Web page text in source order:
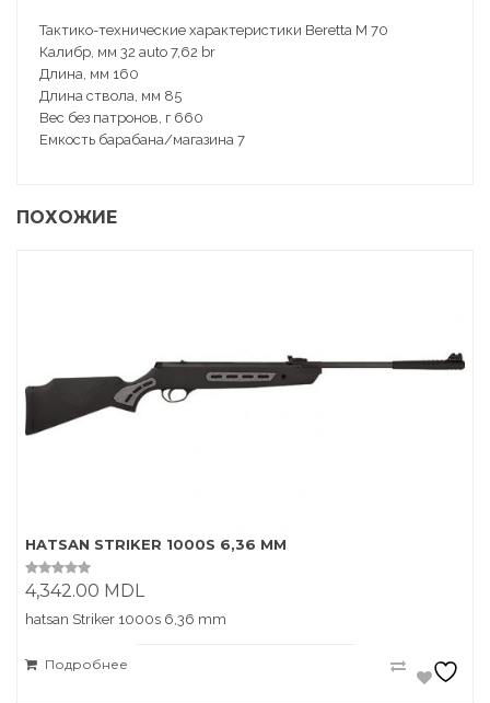
с
а
н
и
ы
(0
Тактико-технические характеристики Beretta M 70
Калибр, мм 32 auto 7,62 br
Длина, мм 160
Длина ствола, мм 85
Вес без патронов, г 660
Емкость барабана/магазина 7
ПОХОЖИЕ
HATSAN STRIKER 1000S 6,36 MM
0
u
f
5
4,342.00 MDL
hatsan Striker 1000s 6,36 mm
Подробнее